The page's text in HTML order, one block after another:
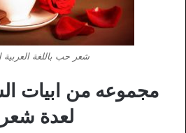
شعر حب باللغة
مجموعه من ابيات
لعدة